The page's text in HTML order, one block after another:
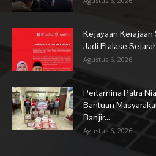
Kejayaan Kerajaan
Jadi Etalase
Agustus 6, 2026
Pertamina Patra
Bantuan
Banjir...
Agustus 6, 2026